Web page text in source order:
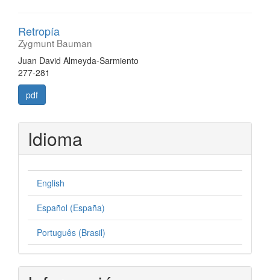
Retropía
Zygmunt Bauman
Juan David Almeyda-Sarmiento
277-281
pdf
Idioma
English
Español (España)
Português (Brasil)